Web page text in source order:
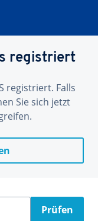
registriert
registriert. Falls
Sie sich jetzt
Prüfen